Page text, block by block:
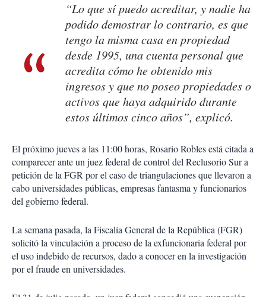
“Lo que sí puedo acreditar, y nadie ha
podido demostrar lo contrario, es que
tengo la misma casa en propiedad
desde 1995, una cuenta personal que
acredita cómo he obtenido mis
ingresos y que no poseo propiedades o
activos que haya adquirido durante
estos últimos cinco años”, explicó.
El próximo jueves a las 11:00 horas, Rosario Robles está citada a
comparecer ante un juez federal de control del Reclusorio Sur a
petición de la FGR por el caso de triangulaciones que llevaron a
cabo universidades públicas, empresas fantasma y funcionarios
del gobierno federal.
La semana pasada, la Fiscalía General de la República (FGR)
solicitó la vinculación a proceso de la exfuncionaria federal por
el uso indebido de recursos, dado a conocer en la investigación
por el fraude en universidades.